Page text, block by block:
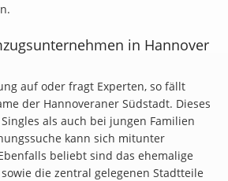
in Hannover
auf oder fragt Experten, so fällt
der Hannoveraner Südstadt. Dieses
als auch bei jungen Familien
kann sich mitunter
beliebt sind das ehemalige
die zentral gelegenen Stadtteile